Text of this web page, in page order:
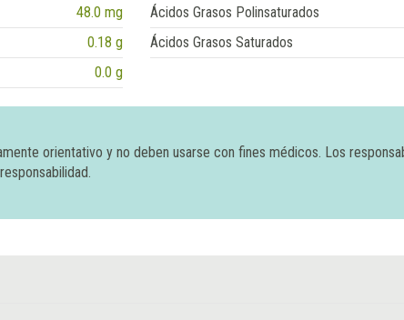
48.0 mg Ácidos Grasos Polinsaturados
0.18 g Ácidos Grasos Saturados
0.0 g
orientativo y no deben usarse con fines médicos. Los